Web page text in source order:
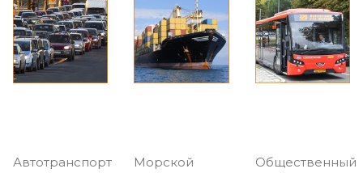
Автотранспорт Морской Общественный